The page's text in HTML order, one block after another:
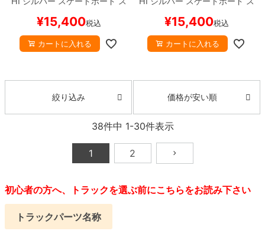
¥15,400税込
カートに入れる
¥15,400税込
カートに入れる
絞り込み 価格が安い順
38件中 1-30件表示
1 2
初心者の方へ、トラックを選ぶ前にこちらをお読み下さい
トラックパーツ名称